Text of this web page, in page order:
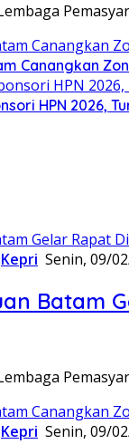
Canangkan
HPN 2026,
Kepri Senin, 09/
Batam
Kepri Senin, 09/